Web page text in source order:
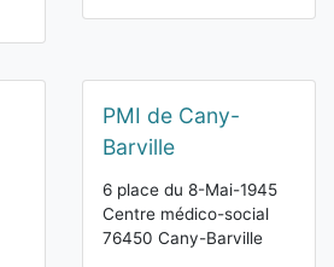
PMI de Cany-
Barville
6 place du 8-Mai-1945
Centre médico-social
76450 Cany-Barville